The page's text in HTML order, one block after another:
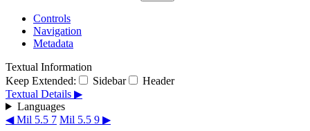
Controls
Navigation
Metadata
Textual Information
Keep Extended:
Sidebar
Header
Textual Details ▶
Languages
◀ Mil 5.5 7 Mil 5.5 9 ▶